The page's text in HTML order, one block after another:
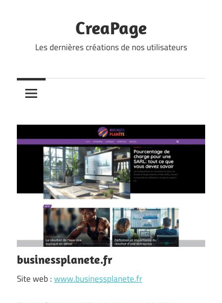
CreaPage
Les dernières créations de nos utilisateurs
businessplanete.fr
Site web :www.businessplanete.fr